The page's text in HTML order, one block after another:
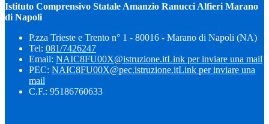
Istituto Comprensivo Statale Amanzio Ranucci Alfieri Marano
di Napoli
P.zza Trieste e Trento n° 1 - 80016 - Marano di Napoli (NA)
Tel: 081/7426247
Email: NAIC8FU00X@istruzione.itLink per inviare una mail
PEC: NAIC8FU00X@pec.istruzione.itLink per inviare una
mail
C.F.: 95186760633